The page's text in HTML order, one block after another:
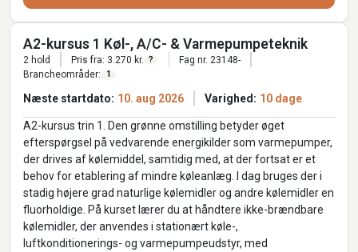
A2-kursus 1 Køl-, A/C- & Varmepumpeteknik
2 hold Pris fra: 3.270 kr. ?
Fag nr. 23148-
Brancheområder:
1
Næste startdato: 10. aug 2026 Varighed: 10 dage
A2-kursus trin 1. Den grønne omstilling betyder øget
efterspørgsel på vedvarende energikilder som varmepumper,
der drives af kølemiddel, samtidig med, at der fortsat er et
behov for etablering af mindre køleanlæg. I dag bruges der i
stadig højere grad naturlige kølemidler og andre kølemidler en
fluorholdige. På kurset lærer du at håndtere ikke-brændbare
kølemidler, der anvendes i stationært køle-,
luftkonditionerings- og varmepumpeudstyr, med